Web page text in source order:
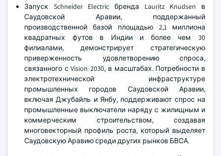
Запуск Schneider Electric бренда Lauritz Knudsen в
Саудовской Аравии, поддержанный
производственной базой площадью 2,1 миллиона
квадратных футов в Индии и более чем 30
филиалами, демонстрирует стратегическую
приверженность удовлетворению спроса,
связанного с Vision 2030, в масштабах. Потребности в
электротехнической инфраструктуре
промышленных городов Саудовской Аравии,
включая Джубайль и Янбу, поддерживают спрос на
промышленные выключатели наряду с жилищным и
коммерческим строительством, создавая
многовекторный профиль роста, который выделяет
Саудовскую Аравию среди других рынков БВСА.